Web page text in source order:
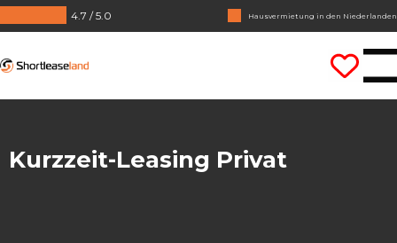
4.7 / 5.0
Keine Jahrezahlen benötigt
Lass uns gleich losfahren
Kurzzeit-Leasing Privat